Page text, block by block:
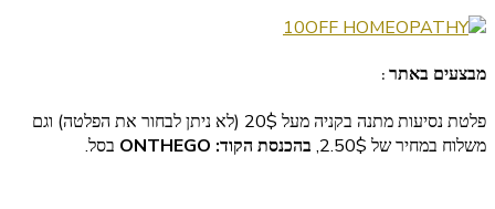
מבצעים באתר :
פלטת נסיעות מתנה בקניה מעל 20$ (לא ניתן לבחור את הפלטה) וגם
משלוח במחיר של 2.50$,
בהכנסת הקוד: ONTHEGO בסל.